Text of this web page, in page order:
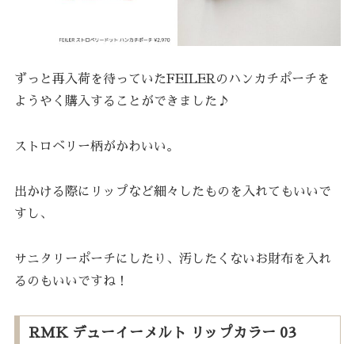
ずっと再入荷を待っていたFEILERのハンカチポーチを
ようやく購入することができました♪
ストロベリー柄がかわいい。
出かける際にリップなど細々したものを入れてもいいで
すし、
サニタリーポーチにしたり、汚したくないお財布を入れ
るのもいいですね！
RMK デューイーメルト リップカラー 03